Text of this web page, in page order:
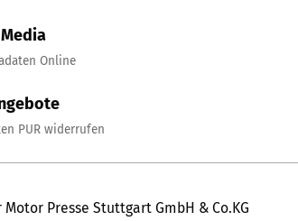
Media
Online
PUR widerrufen
Presse Stuttgart GmbH & Co.KG